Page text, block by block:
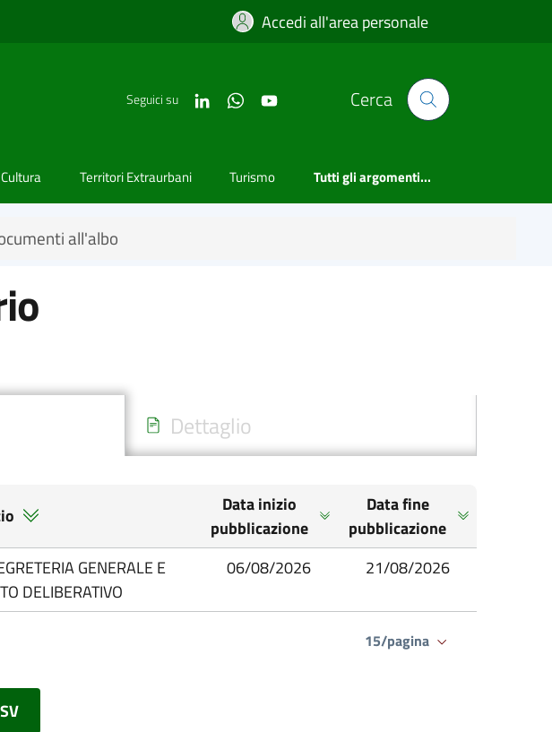
Accedi all'area personale
Seguici su Cerca
Cultura Territori Extraurbani Turismo Tutti gli argomenti...
all'albo
Dettaglio
Data inizio
pubblicazione
Data fine
pubblicazione
GENERALE E
DELIBERATIVO
06/08/2026 21/08/2026
successiva
15/pagina